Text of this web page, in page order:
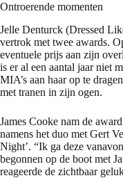
Ontroerende momenten
Jelle Denturck (Dressed
vertrok met twee awards.
eventuele prijs aan zijn
is er al een aantal jaar niet
MIA’s aan haar op te
met tranen in zijn ogen.
James Cooke nam de
namens het duo met Gert
Night’. “Ik ga deze
begonnen op de boot met
reageerde de zichtbaar